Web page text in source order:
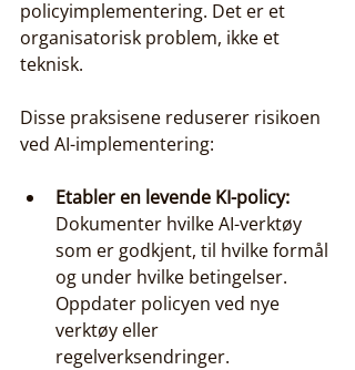
policyimplementering. Det er et
organisatorisk problem, ikke et
teknisk.
Disse praksisene reduserer risikoen
ved AI-implementering:
Etabler en levende KI-policy:
Dokumenter hvilke AI-verktøy
som er godkjent, til hvilke formål
og under hvilke betingelser.
Oppdater policyen ved nye
verktøy eller
regelverksendringer.